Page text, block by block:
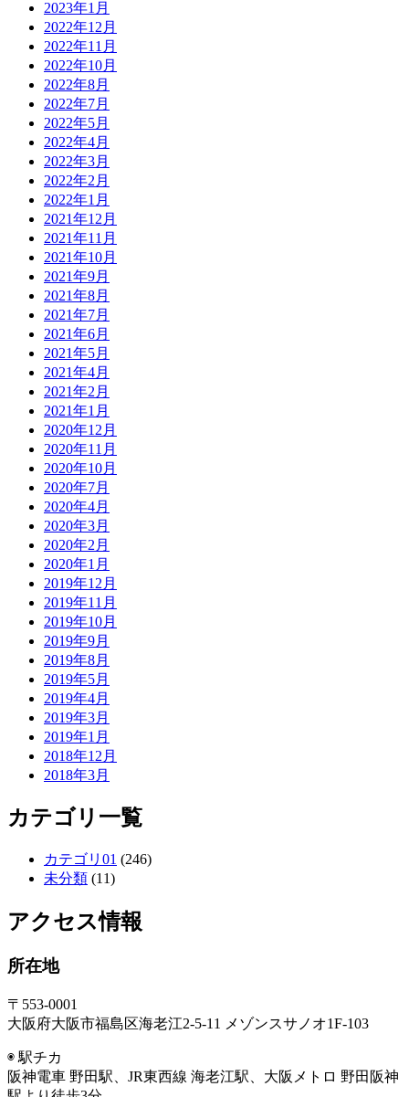
2023年1月
2022年12月
2022年11月
2022年10月
2022年8月
2022年7月
2022年5月
2022年4月
2022年3月
2022年2月
2022年1月
2021年12月
2021年11月
2021年10月
2021年9月
2021年8月
2021年7月
2021年6月
2021年5月
2021年4月
2021年2月
2021年1月
2020年12月
2020年11月
2020年10月
2020年7月
2020年4月
2020年3月
2020年2月
2020年1月
2019年12月
2019年11月
2019年10月
2019年9月
2019年8月
2019年5月
2019年4月
2019年3月
2019年1月
2018年12月
2018年3月
カテゴリ一覧
カテゴリ01 (246)
未分類 (11)
アクセス情報
所在地
〒553-0001
大阪府大阪市福島区海老江2-5-11 メゾンスサノオ1F-103
◉ 駅チカ
阪神電車 野田駅、JR東西線 海老江駅、大阪メトロ 野田阪神